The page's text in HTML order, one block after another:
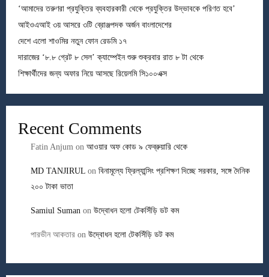
‘আমাদের তরুণরা প্রযুক্তির ব্যবহারকারী থেকে প্রযুক্তির উদ্ভাবকে পরিণত হবে’
আইওএআই ৩য় আসরে ৩টি ব্রোঞ্জপদক অর্জন বাংলাদেশের
দেশে এলো শাওমির নতুন ফোন রেডমি ১৭
দারাজের ‘৮.৮ গ্রেট ৮ সেল’ ক্যাম্পেইন শুরু শুক্রবার রাত ৮ টা থেকে
শিক্ষার্থীদের জন্য অফার নিয়ে আসছে রিয়েলমি সি১০০এক্স
Recent Comments
Fatin Anjum on আওয়ার অফ কোড ৯ ফেব্রুয়ারি থেকে
MD TANJIRUL on বিনামূল্যে ফ্রিল্যান্সিং প্রশিক্ষণ দিচ্ছে সরকার, সঙ্গে দৈনিক
২০০ টাকা ভাতা
Samiul Suman on উদ্বোধন হলো টেকসিঁড়ি ডট কম
পারভীন আকতার on উদ্বোধন হলো টেকসিঁড়ি ডট কম